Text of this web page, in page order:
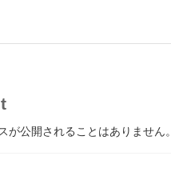
が公開されることはありません。